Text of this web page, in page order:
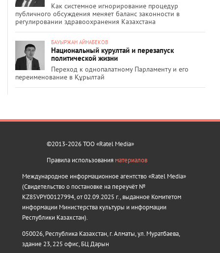
Как системное игнорирование процедур
публичного обсуждения меняет баланс законности в
регулировании здравоохранения Казахстана
БАУЫРЖАН АЙНАБЕКОВ
Национальный курултай и перезапуск
политической жизни
Переход к однопалатному Парламенту и его
переименование в Құрылтай
©2013-2026 ТОО «Ratel Media»
Правила использования материалов
Международное информационное агентство «Ratel Media»
(Свидетельство о постановке на переучёт №
KZ85VPY00127994, от 02.09.2025 г., выданное Комитетом
информации Министерства культуры и информации
Республики Казахстан).
050026, Республика Казахстан, г. Алматы, ул. Муратбаева,
здание 23, 225 офис, БЦ Дарын